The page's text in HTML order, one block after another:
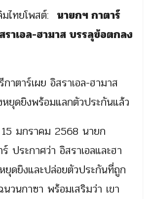
ไทยโพสต์: นายกฯ กาตาร์
ราเอล-ฮามาส บรรลุข้อตกลง
าตาร์เผย อิสราเอล-ฮามาส
ยุดยิงพร้อมแลกตัวประกันแล้ว
มกราคม 2568 นายก
ประกาศว่า อิสราเอลและฮา
ยุดยิงและปล่อยตัวประกันที่ถูก
วนกาซา พร้อมเสริมว่า เขา